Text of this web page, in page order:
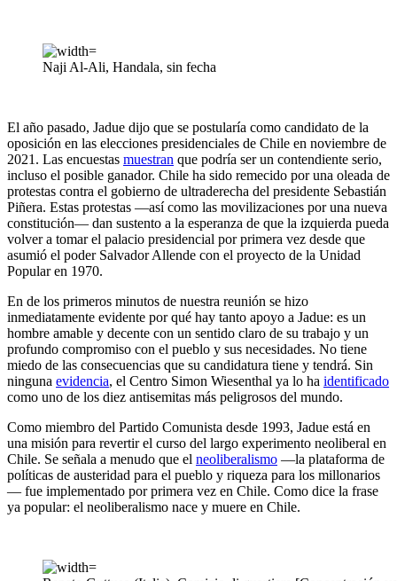
Naji Al-Ali, Handala, sin fecha
El año pasado, Jadue dijo que se postularía como candidato de la
oposición en las elecciones presidenciales de Chile en noviembre de
2021. Las encuestas muestran que podría ser un contendiente serio,
incluso el posible ganador. Chile ha sido remecido por una oleada de
protestas contra el gobierno de ultraderecha del presidente Sebastián
Piñera. Estas protestas —así como las movilizaciones por una nueva
constitución— dan sustento a la esperanza de que la izquierda pueda
volver a tomar el palacio presidencial por primera vez desde que
asumió el poder Salvador Allende con el proyecto de la Unidad
Popular en 1970.
En de los primeros minutos de nuestra reunión se hizo
inmediatamente evidente por qué hay tanto apoyo a Jadue: es un
hombre amable y decente con un sentido claro de su trabajo y un
profundo compromiso con el pueblo y sus necesidades. No tiene
miedo de las consecuencias que su candidatura tiene y tendrá. Sin
ninguna evidencia, el Centro Simon Wiesenthal ya lo ha identificado
como uno de los diez antisemitas más peligrosos del mundo.
Como miembro del Partido Comunista desde 1993, Jadue está en
una misión para revertir el curso del largo experimento neoliberal en
Chile. Se señala a menudo que el neoliberalismo —la plataforma de
políticas de austeridad para el pueblo y riqueza para los millonarios
— fue implementado por primera vez en Chile. Como dice la frase
ya popular: el neoliberalismo nace y muere en Chile.